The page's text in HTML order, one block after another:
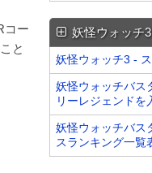
コー
と
妖怪ウォッチ
妖怪ウォッチ3 -
妖怪ウォッチバス
リーレジェンドを
妖怪ウォッチバス
スランキング一覧